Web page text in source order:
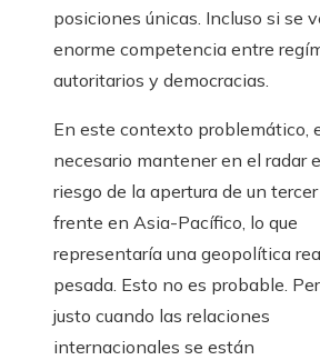
posiciones únicas. Incluso si se
enorme competencia entre
autoritarios y democracias.
En este contexto problemático,
necesario mantener en el radar
riesgo de la apertura de un tercer
frente en Asia-Pacífico, lo que
representaría una geopolítica
pesada. Esto no es probable.
justo cuando las relaciones
internacionales se están